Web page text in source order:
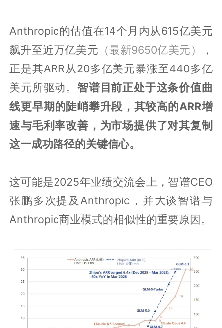
Anthropic的估值在14个月内从615亿美元
飙升至近万亿美元 （最新9650亿美元）
，
正是其ARR从20多亿美元暴涨至440多亿
美元所驱动。 智谱目前正处于这条价值曲
线更早期的陡峭攀升段，其较高的ARR增
速与毛利率改善，为市场提供了对其复制
这一成功路径的关键信心。
这可能是2025年业绩交流会上，智谱CEO
张鹏多次提及Anthropic，并大谈智谱与
Anthropic商业模式的相似性的重要原因。